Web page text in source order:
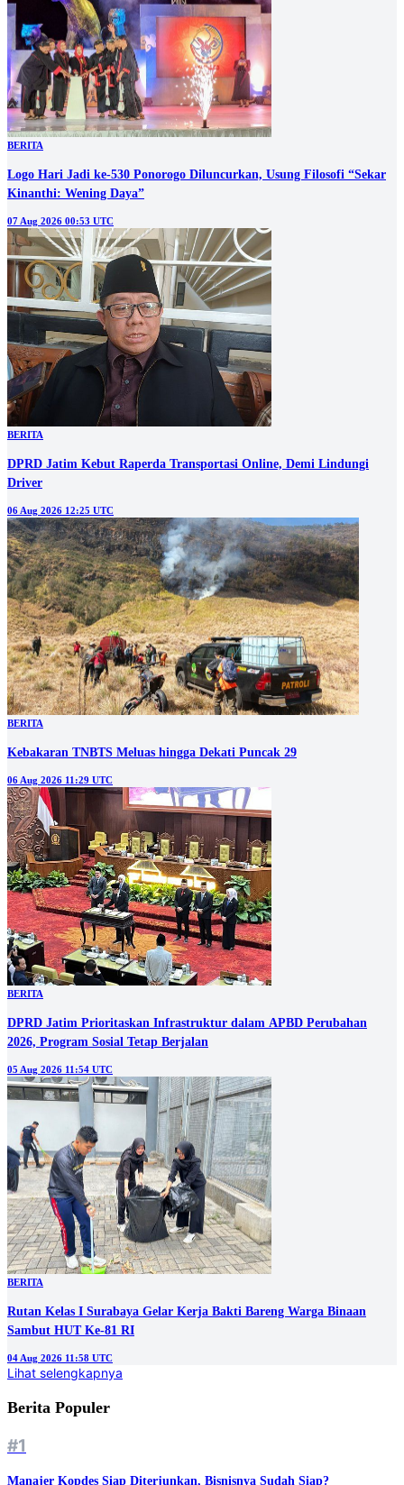
BERITA
Logo Hari Jadi ke-530 Ponorogo Diluncurkan, Usung Filosofi “Sekar
Kinanthi: Wening Daya”
07 Aug 2026 00:53 UTC
BERITA
DPRD Jatim Kebut Raperda Transportasi Online, Demi Lindungi
Driver
06 Aug 2026 12:25 UTC
BERITA
Kebakaran TNBTS Meluas hingga Dekati Puncak 29
06 Aug 2026 11:29 UTC
BERITA
DPRD Jatim Prioritaskan Infrastruktur dalam APBD Perubahan
2026, Program Sosial Tetap Berjalan
05 Aug 2026 11:54 UTC
BERITA
Rutan Kelas I Surabaya Gelar Kerja Bakti Bareng Warga Binaan
Sambut HUT Ke-81 RI
04 Aug 2026 11:58 UTC
Lihat selengkapnya
Berita Populer
#1
Manajer Kopdes Siap Diterjunkan, Bisnisnya Sudah Siap?